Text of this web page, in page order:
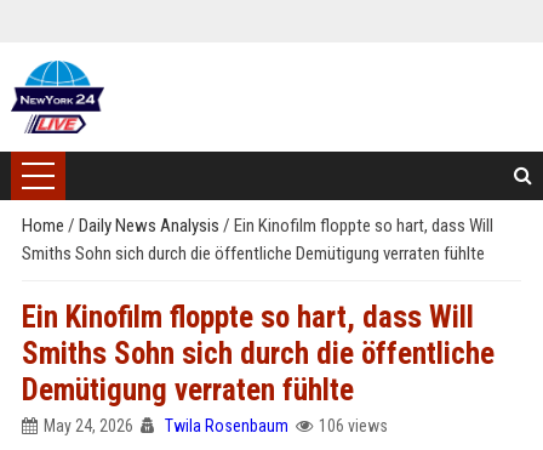
Home / Daily News Analysis / Ein Kinofilm floppte so hart, dass Will
Smiths Sohn sich durch die öffentliche Demütigung verraten fühlte
Ein Kinofilm floppte so hart, dass Will
Smiths Sohn sich durch die öffentliche
Demütigung verraten fühlte
May 24, 2026 Twila Rosenbaum 106 views